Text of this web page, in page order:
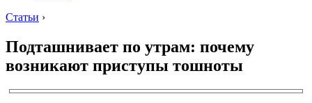
Статьи ›
Подташнивает по утрам: почему
возникают приступы тошноты